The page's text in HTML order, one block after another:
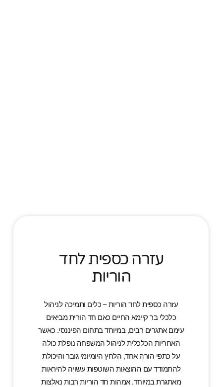
עזרה כספית לחד
הוריות
עזרה כספית לחד הוריות – כלים ותמיכה לניהול
כלכלי בר קיימא החיים כאם חד הורית מביאים
עימם אתגרים רבים, במיוחד בתחום הפיננסי. כאשר
האחריות הכלכלית לניהול המשפחה נופלת כולה
על כתפי הורה אחד, הלחץ היומיומי גובר והיכולת
להתמודד עם ההוצאות השוטפות עשויה להיראות
מאתגרת במיוחד. אמהות חד הוריות רבות נאלצות